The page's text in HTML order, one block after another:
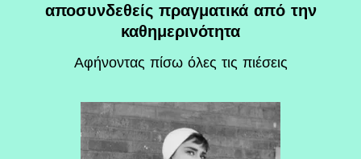
αποσυνδεθείς πραγματικά από την
καθημερινότητα
Αφήνοντας πίσω όλες τις πιέσεις